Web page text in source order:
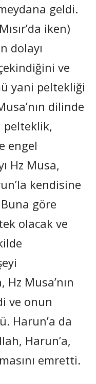
geldi.
iken)
dolayı
ve
yani peltekliği
dilinde
pelteklik,
engel
Hz Musa,
kendisine
göre
olacak ve
Hz Musa’nın
ve onun
Harun’a da
Harun’a,
emretti.